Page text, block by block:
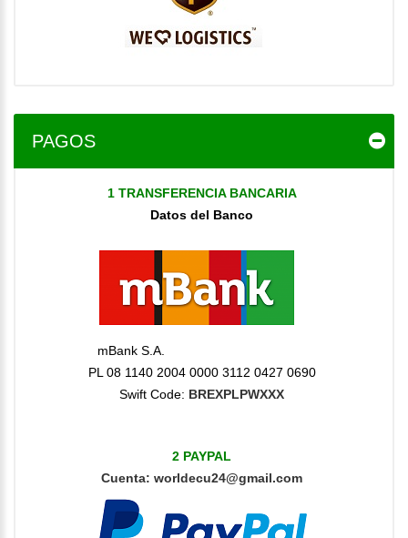
PAGOS
1 TRANSFERENCIA BANCARIA
Datos del Banco
mBank S.A.
PL 08 1140 2004 0000 3112 0427 0690
Swift Code: BREXPLPWXXX
2 PAYPAL
Cuenta: worldecu24@gmail.com